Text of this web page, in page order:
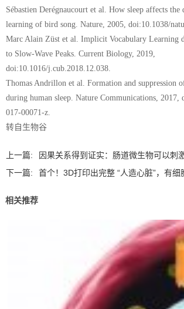
Sébastien Derégnaucourt et al. How sleep affects the
learning of bird song. Nature, 2005, doi:10.1038/
Marc Alain Züst et al. Implicit Vocabulary Learning
to Slow-Wave Peaks. Current Biology, 2019,
doi:10.1016/j.cub.2018.12.038.
Thomas Andrillon et al. Formation and suppression
during human sleep. Nature Communications, 2017,
017-00071-z.
转自生物谷
上一篇:
因果关系得到证实：肠道微生物可以刺
下一篇:
首个！3D打印出完整 “人造心脏”，有
相关推荐